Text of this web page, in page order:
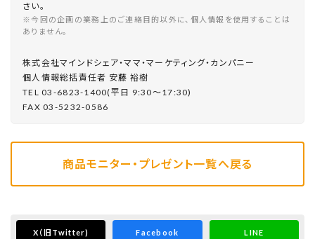
さい。
※今回の企画の業務上のご連絡目的以外に、個人情報を使用することは
ありません。
株式会社マインドシェア・ママ・マーケティング・カンパニー
個⼈情報総括責任者 安藤 裕樹
TEL 03-6823-1400(平⽇ 9:30〜17:30)
FAX 03-5232-0586
商品モニター・プレゼント一覧へ戻る
X （旧Twitter) Facebook LINE